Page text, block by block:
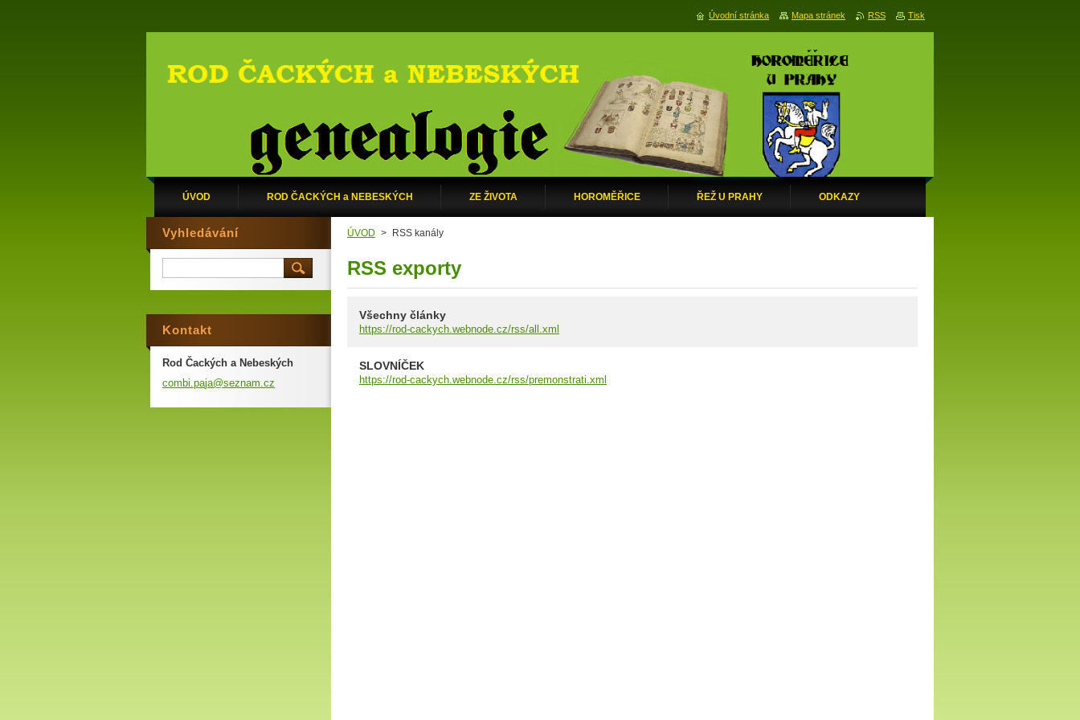
ÚVOD ROD ČACKÝCH a NEBESKÝCH ZE ŽIVOTA HOROMĚŘICE ŘEŽ U PRAHY ODKAZY
ÚVOD > RSS kanály
RSS exporty
Všechny články
https://rod-cackych.webnode.cz/rss/all.xml
SLOVNÍČEK
https://rod-cackych.webnode.cz/rss/premonstrati.xml
Vyhledávání
Kontakt
Rod Čackých a Nebeských
combi.paja@seznam.cz
Úvodní stránka Mapa stránek RSS Tisk